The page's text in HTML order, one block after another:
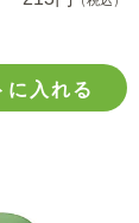
に入れる